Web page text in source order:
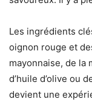
Les ingrédients
oignon rouge et
mayonnaise, de la
d’huile d’olive ou
devient une